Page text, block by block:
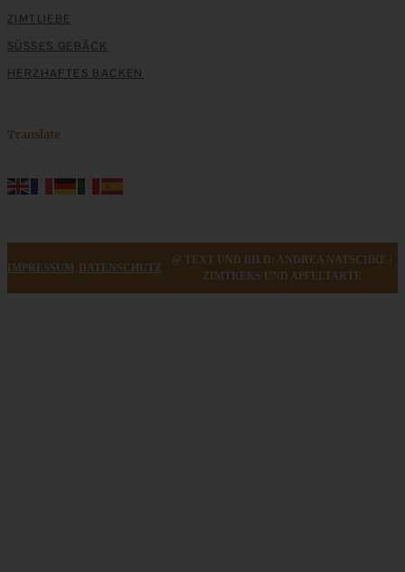
ZIMTLIEBE
SÜSSES GEBÄCK
HERZHAFTES BACKEN
Translate
IMPRESSUM DATENSCHUTZ
@ TEXT UND BILD: ANDREA NATSCHKE |
ZIMTKEKS UND APFELTARTE